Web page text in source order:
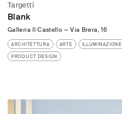
Targetti
Blank
Galleria Il Castello —Via Brera, 16
ARCHITETTURA ARTE ILLUMINAZIONE
PRODUCT DESIGN